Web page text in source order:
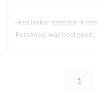
Heel lekker gegeten in
Personeel was heel goed.
1